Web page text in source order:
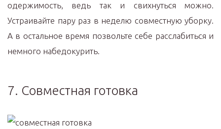
одержимость, ведь так и свихнуться можно.
Устраивайте пару раз в неделю совместную уборку.
А в остальное время позвольте себе расслабиться и
немного набедокурить.
7. Совместная готовка